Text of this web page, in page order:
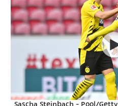
Sascha Steinbach - Pool/Getty